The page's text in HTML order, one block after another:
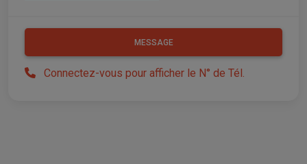
MESSAGE
Connectez-vous pour afficher le N° de Tél.